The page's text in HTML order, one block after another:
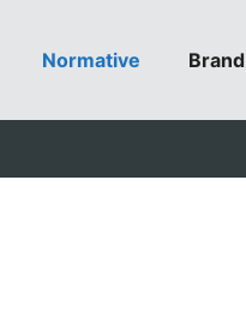
Normative Brand